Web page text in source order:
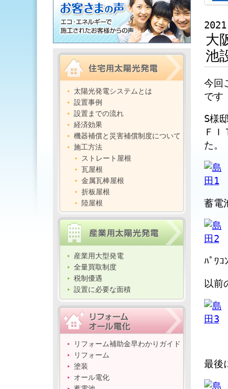
太陽光発電システムとは
設置事例
設置までの流れ
経済効果
機器補償と災害補償制度について
施工方法
ストレート屋根
瓦屋根
金属瓦棒屋根
折板屋根
陸屋根
産業用大型発電
全量買取制度
税制優遇
設置に必要な面積
リフォーム補助金早わかりガイド
リフォーム
塗装
オール電化
大
池
今回
です
S様
ＦＩ
た。
蓄電
ﾊﾟﾜ
以前
最後